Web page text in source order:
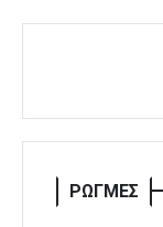
ΡΩΓΜΕΣ